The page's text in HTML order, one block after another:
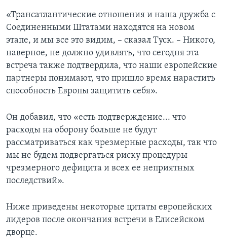
«Трансатлантические отношения и наша дружба с
Соединенными Штатами находятся на новом
этапе, и мы все это видим, – сказал Туск. – Никого,
наверное, не должно удивлять, что сегодня эта
встреча также подтвердила, что наши европейские
партнеры понимают, что пришло время нарастить
способность Европы защитить себя».
Он добавил, что «есть подтверждение... что
расходы на оборону больше не будут
рассматриваться как чрезмерные расходы, так что
мы не будем подвергаться риску процедуры
чрезмерного дефицита и всех ее неприятных
последствий».
Ниже приведены некоторые цитаты европейских
лидеров после окончания встречи в Елисейском
дворце.